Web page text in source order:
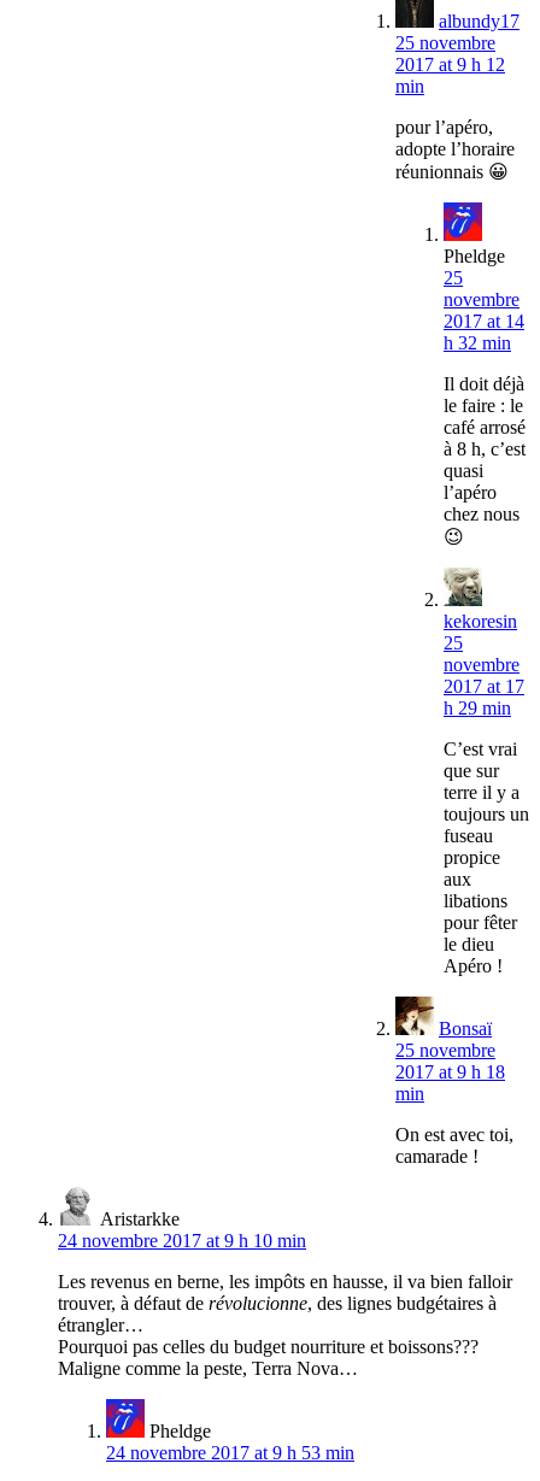
albundy17
25 novembre
2017 at 9 h 12
min
pour l’apéro,
adopte l’horaire
réunionnais 😀
Pheldge
25
novembre
2017 at 14
h 32 min
Il doit déjà
le faire : le
café arrosé
à 8 h, c’est
quasi
l’apéro
chez nous
😉
kekoresin
25
novembre
2017 at 17
h 29 min
C’est vrai
que sur
terre il y a
toujours un
fuseau
propice
aux
libations
pour fêter
le dieu
Apéro !
Bonsaï
25 novembre
2017 at 9 h 18
min
On est avec toi,
camarade !
Aristarkke
24 novembre 2017 at 9 h 10 min
Les revenus en berne, les impôts en hausse, il va bien falloir
trouver, à défaut de révolucionne, des lignes budgétaires à
étrangler…
Pourquoi pas celles du budget nourriture et boissons???
Maligne comme la peste, Terra Nova…
Pheldge
24 novembre 2017 at 9 h 53 min